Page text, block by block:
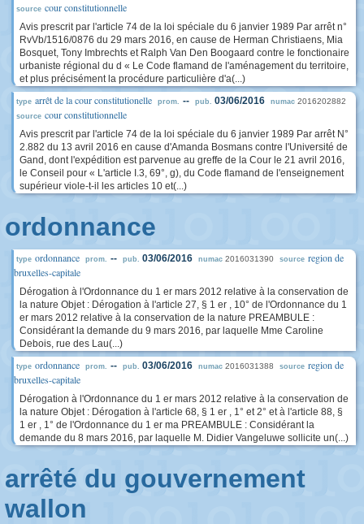
source cour constitutionnelle
Avis prescrit par l'article 74 de la loi spéciale du 6 janvier 1989 Par arrêt n°
RvVb/1516/0876 du 29 mars 2016, en cause de Herman Christiaens, Mia
Bosquet, Tony Imbrechts et Ralph Van Den Boogaard contre le fonctionaire
urbaniste régional du d « Le Code flamand de l'aménagement du territoire,
et plus précisément la procédure particulière d'a(...)
type arrêt de la cour constitutionelle prom. -- pub. 03/06/2016 numac 2016202882
source cour constitutionnelle
Avis prescrit par l'article 74 de la loi spéciale du 6 janvier 1989 Par arrêt N°
2.882 du 13 avril 2016 en cause d'Amanda Bosmans contre l'Université de
Gand, dont l'expédition est parvenue au greffe de la Cour le 21 avril 2016,
le Conseil pour « L'article I.3, 69°, g), du Code flamand de l'enseignement
supérieur viole-t-il les articles 10 et(...)
ordonnance
type ordonnance prom. -- pub. 03/06/2016 numac 2016031390 source region de
bruxelles-capitale
Dérogation à l'Ordonnance du 1 er mars 2012 relative à la conservation de
la nature Objet : Dérogation à l'article 27, § 1 er , 10° de l'Ordonnance du 1
er mars 2012 relative à la conservation de la nature PREAMBULE :
Considérant la demande du 9 mars 2016, par laquelle Mme Caroline
Debois, rue des Lau(...)
type ordonnance prom. -- pub. 03/06/2016 numac 2016031388 source region de
bruxelles-capitale
Dérogation à l'Ordonnance du 1 er mars 2012 relative à la conservation de
la nature Objet : Dérogation à l'article 68, § 1 er , 1° et 2° et à l'article 88, §
1 er , 1° de l'Ordonnance du 1 er ma PREAMBULE : Considérant la
demande du 8 mars 2016, par laquelle M. Didier Vangeluwe sollicite un(...)
arrêté du gouvernement
wallon